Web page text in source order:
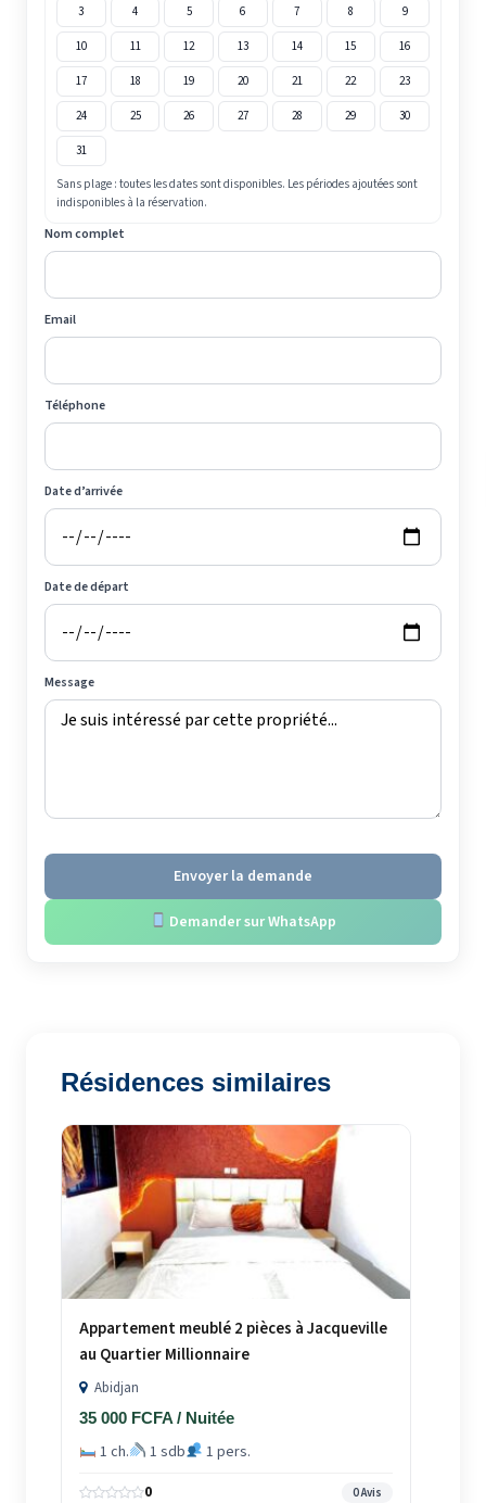
3 4 5 6 7 8 9
10 11 12 13 14 15 16
17 18 19 20 21 22 23
24 25 26 27 28 29 30
31
Sans plage : toutes les dates sont disponibles. Les périodes ajoutées sont
indisponibles à la réservation.
Nom complet
Email
Téléphone
Date d’arrivée
Date de départ
Message
Envoyer la demande
Demander sur WhatsApp
Résidences similaires
Appartement meublé 2 pièces à Jacqueville
au Quartier Millionnaire
Abidjan
35 000 FCFA / Nuitée
1 ch. 1 sdb 1 pers.
0 0 Avis